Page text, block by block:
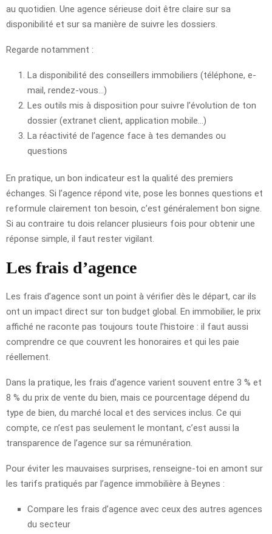
au quotidien. Une agence sérieuse doit être claire sur sa
disponibilité et sur sa manière de suivre les dossiers.
Regarde notamment :
La disponibilité des conseillers immobiliers (téléphone, e-
mail, rendez-vous…)
Les outils mis à disposition pour suivre l’évolution de ton
dossier (extranet client, application mobile…)
La réactivité de l’agence face à tes demandes ou
questions
En pratique, un bon indicateur est la qualité des premiers
échanges. Si l’agence répond vite, pose les bonnes questions et
reformule clairement ton besoin, c’est généralement bon signe.
Si au contraire tu dois relancer plusieurs fois pour obtenir une
réponse simple, il faut rester vigilant.
Les frais d’agence
Les frais d’agence sont un point à vérifier dès le départ, car ils
ont un impact direct sur ton budget global. En immobilier, le prix
affiché ne raconte pas toujours toute l’histoire : il faut aussi
comprendre ce que couvrent les honoraires et qui les paie
réellement.
Dans la pratique, les frais d’agence varient souvent entre 3 % et
8 % du prix de vente du bien, mais ce pourcentage dépend du
type de bien, du marché local et des services inclus. Ce qui
compte, ce n’est pas seulement le montant, c’est aussi la
transparence de l’agence sur sa rémunération.
Pour éviter les mauvaises surprises, renseigne-toi en amont sur
les tarifs pratiqués par l’agence immobilière à Beynes :
Compare les frais d’agence avec ceux des autres agences
du secteur